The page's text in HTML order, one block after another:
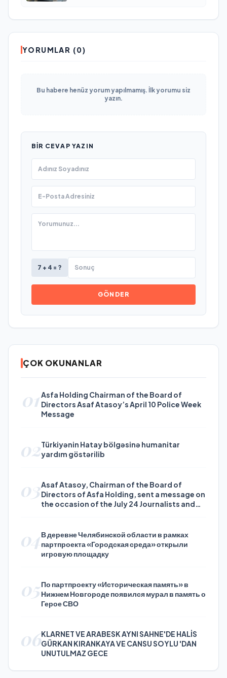
YORUMLAR (0)
Bu habere henüz yorum yapılmamış. İlk yorumu siz
yazın.
BIR CEVAP YAZIN
7 + 4 = ?
GÖNDER
ÇOK OKUNANLAR
01Asfa Holding Chairman of the Board of
Directors Asaf Atasoy’s April 10 Police Week
Message
02Türkiyənin Hatay bölgəsinə humanitar
yardım göstərilib
03Asaf Atasoy, Chairman of the Board of
Directors of Asfa Holding, sent a message on
the occasion of the July 24 Journalists and
04В деревне Челябинской области в рамках
партпроекта «Городская среда» открыли
игровую площадку
05По партпроекту «Историческая память» в
Нижнем Новгороде появился мурал в память о
Герое СВО
06KLARNET VE ARABESK AYNI SAHNE'DE HALİS
GÜRKAN KIRANKAYA VE CANSU SOYLU 'DAN
UNUTULMAZ GECE